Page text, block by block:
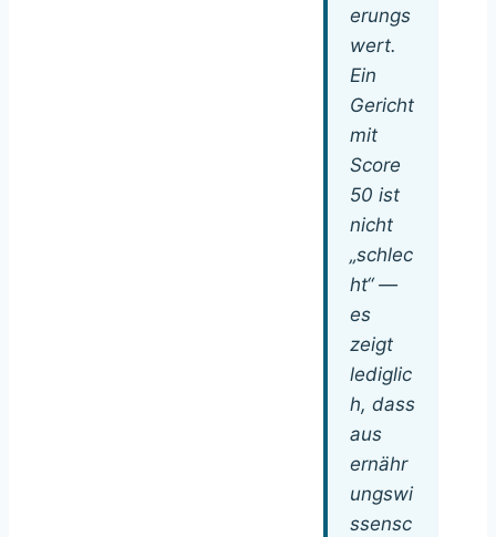
erungs
wert.
Ein
Gericht
mit
Score
50 ist
nicht
„schlec
ht“ —
es
zeigt
lediglic
h, dass
aus
ernähr
ungswi
ssensc